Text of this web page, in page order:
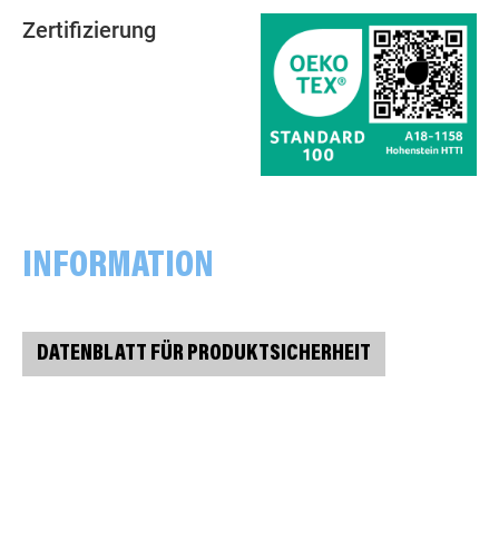
Zertifizierung
INFORMATION
DATENBLATT FÜR PRODUKTSICHERHEIT